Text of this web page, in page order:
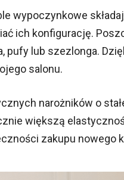
wypoczynkowe
ich konfigurację.
pufy lub szezlonga.
salonu.
narożników o
większą
zakupu nowego